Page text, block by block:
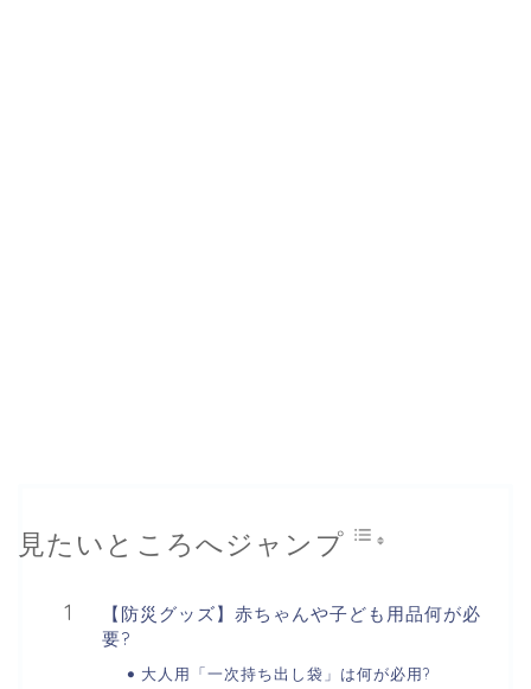
見たいところへジャンプ
【防災グッズ】赤ちゃんや子ども用品何が必
要?
大人用「一次持ち出し袋」は何が必用?